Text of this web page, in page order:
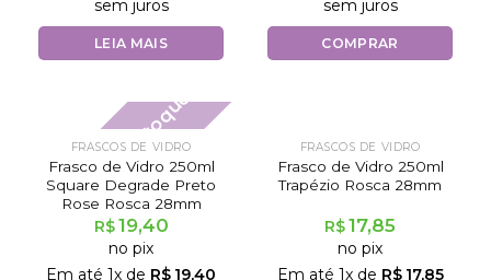
sem juros
LEIA MAIS
sem juros
COMPRAR
Fora de estoque
FRASCOS DE VIDRO
Frasco de Vidro 250ml
Square Degrade Preto
Rose Rosca 28mm
R$19,40
no pix
Em até 1x de R$ 19,40
FRASCOS DE VIDRO
Frasco de Vidro 250ml
Trapézio Rosca 28mm
R$17,85
no pix
Em até 1x de R$ 17,85